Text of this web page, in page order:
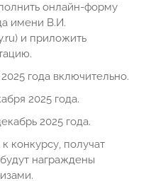
онлайн-форму
имени В.И.
и приложить
года включительно.
2025 года.
2025 года.
конкурсу, получат
награждены